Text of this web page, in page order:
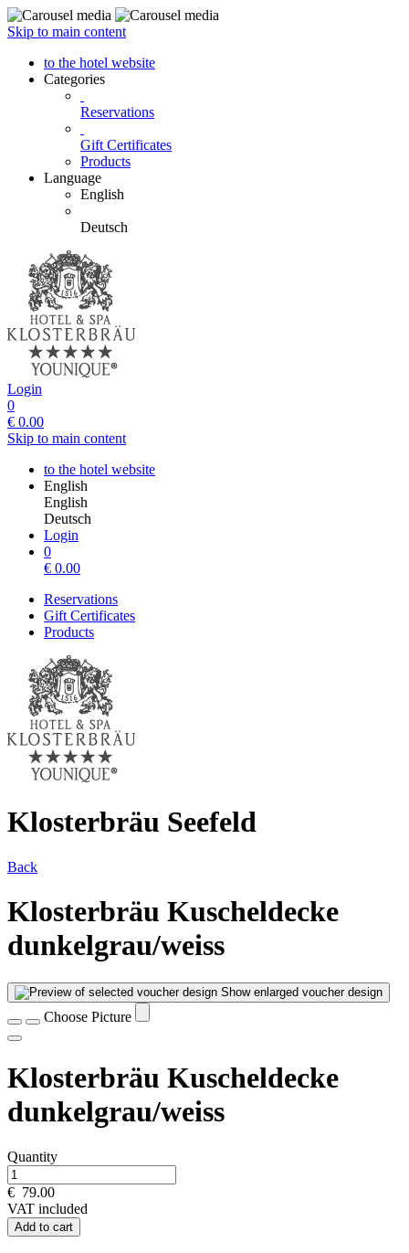
Skip to main content
to the hotel website
Categories
Reservations
Gift Certificates
Products
Language
English
Deutsch
Login
0
€ 0.00
Skip to main content
to the hotel website
English
English
Deutsch
Login
0
€ 0.00
Reservations
Gift Certificates
Products
Klosterbräu Seefeld
Back
Klosterbräu Kuscheldecke
dunkelgrau/weiss
Show enlarged voucher design
Choose Picture
Klosterbräu Kuscheldecke
dunkelgrau/weiss
Quantity
€ 79.00
VAT included
Add to cart